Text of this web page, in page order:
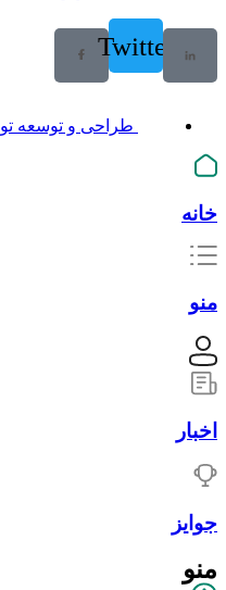
Twitter
طراحی و توسعه
خانه
منو
اخبار
جوایز
منو